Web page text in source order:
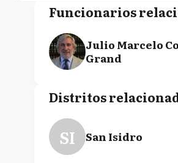
Funcionarios
Julio Marcelo
Grand
Distritos
SI San Isidro